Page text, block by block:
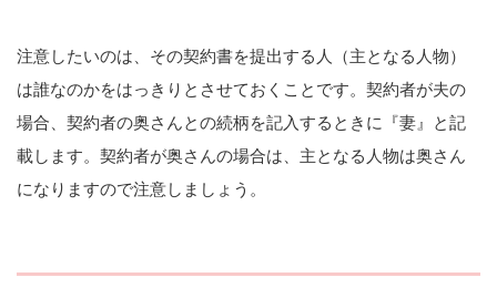
注意したいのは、その契約書を提出する人（主となる人物）
は誰なのかをはっきりとさせておくことです。契約者が夫の
場合、契約者の奥さんとの続柄を記入するときに『妻』と記
載します。契約者が奥さんの場合は、主となる人物は奥さん
になりますので注意しましょう。